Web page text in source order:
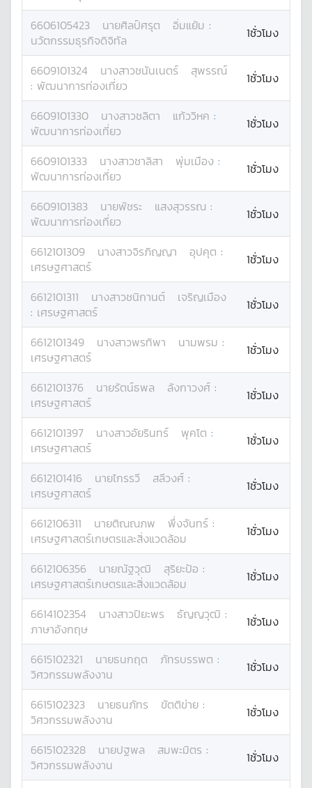
6606105423 นายศิลป์ศรุต อิ่มแย้ม :
นวัตกรรมธุรกิจดิจิทัล
1ชั่วโมง
6609101324 นางสาวชนันเนตร์
สุพรรณ์
: พัฒนาการท่องเที่ยว 1ชั่วโมง
6609101330 นางสาวชลิตา แก้ววิหค :
พัฒนาการท่องเที่ยว
1ชั่วโมง
6609101333 นางสาวชาลิสา พุ่มเมือง :
พัฒนาการท่องเที่ยว
1ชั่วโมง
6609101383 นายพัชระ แสงสุวรรณ :
พัฒนาการท่องเที่ยว
1ชั่วโมง
6612101309 นางสาวจิรภิญญา อุปคุต :
เศรษฐศาสตร์
1ชั่วโมง
6612101311 นางสาวชนิกานต์
เจริญเมือง
: เศรษฐศาสตร์ 1ชั่วโมง
6612101349 นางสาวพรทิพา นามพรม :
เศรษฐศาสตร์
1ชั่วโมง
6612101376 นายรัตน์ธพล ลังกาวงศ์ :
เศรษฐศาสตร์
1ชั่วโมง
6612101397 นางสาวอัยรินทร์ พุคโต :
เศรษฐศาสตร์
1ชั่วโมง
6612101416 นายไกรรวี สลีวงศ์ :
เศรษฐศาสตร์
1ชั่วโมง
6612106311 นายติณณภพ พึ่งจันทร์ :
เศรษฐศาสตร์เกษตรและสิ่งแวดล้อม
1ชั่วโมง
6612106356 นายณัฐวุฒิ สุริยะป้อ :
เศรษฐศาสตร์เกษตรและสิ่งแวดล้อม
1ชั่วโมง
6614102354 นางสาวปิยะพร ธัญญวุฒิ :
ภาษาอังกฤษ
1ชั่วโมง
6615102321 นายธนกฤต ภัทรบรรพต :
วิศวกรรมพลังงาน
1ชั่วโมง
6615102323 นายธนภัทร ขัตติข่าย :
วิศวกรรมพลังงาน
1ชั่วโมง
6615102328 นายปฐพล สมพะมิตร :
วิศวกรรมพลังงาน
1ชั่วโมง